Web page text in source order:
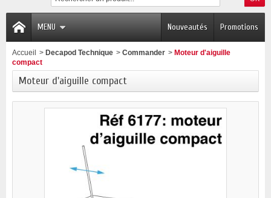
MENU Promotions
Nouveautés
Accueil > Decapod Technique > Commander > Moteur d'aiguille
compact
Moteur d'aiguille compact